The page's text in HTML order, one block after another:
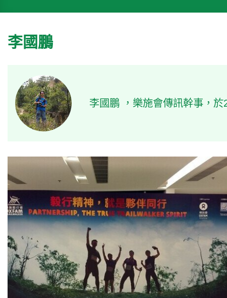
李國鵬
李國鵬 ，樂施會傳訊幹事，